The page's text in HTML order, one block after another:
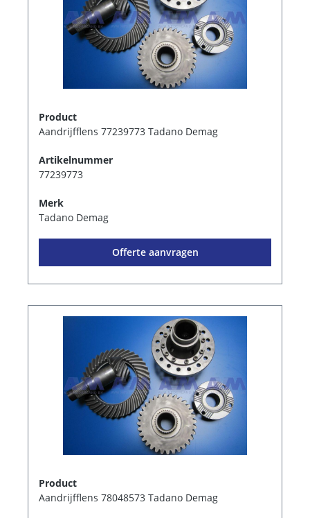
Product
Aandrijfflens 77239773 Tadano Demag
Artikelnummer
77239773
Merk
Tadano Demag
Offerte aanvragen
Product
Aandrijfflens 78048573 Tadano Demag